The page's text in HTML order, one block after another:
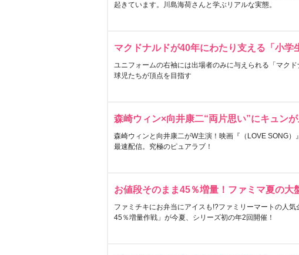
起きています。川島海荷さんと学ぶリアルな実態。
マクドナルドが40年にわたり支える「小学
ユニフォームの右袖には出場者のみに与えられる「マク
球児たちが頂点を目指す
森崎ウィン×向井康二“両片思い”にキュンが
森崎ウィンと向井康二がW主演！映画『（LOVE SONG
最速配信。究極のピュアラブ！
お値段そのまま45％増量！ファミマ夏の大
ファミチキにお弁当にアイスも!?ファミリーマートの人気
45％増量作戦」が今夏、シリーズ初の年2回開催！